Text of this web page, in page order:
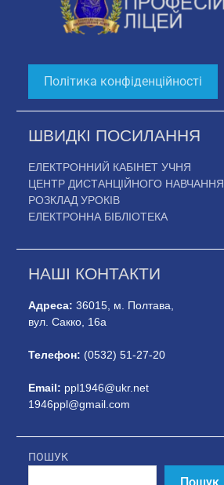
Політика конфіденційності
ШВИДКІ ПОСИЛАННЯ
ЕЛЕКТРОННИЙ КАБІНЕТ УЧНЯ
ЦЕНТР ДИСТАНЦІЙНОГО НАВЧАННЯ
РОЗКЛАД УРОКІВ
ЕЛЕКТРОННА БІБЛІОТЕКА
НАШІ КОНТАКТИ
Адреса: 36015, м. Полтава,
вул. Сакко, 16а
Телефон: (0532) 51-27-20
Email: ppl1946@ukr.net
1946ppl@gmail.com
ПОШУК